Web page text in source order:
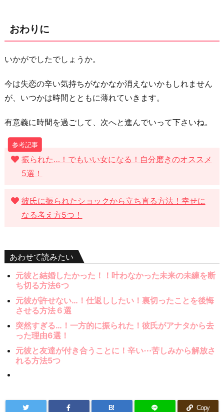
おわりに
いかがでしたでしょうか。
今は失恋の辛い気持ちがなかなか消えないかもしれません
が、いつかは時間とともに薄れていきます。
有意義に時間を過ごして、次へと進んでいって下さいね。
振られた…！でもいい女になる！自分磨きのオススメ
5選！
彼氏に振られたショックから立ち直る方法！幸せに
なる考え方5つ！
あわせて読みたい
元彼と結婚したかった！！叶わなかった未来の未練を断
ち切る方法6つ
元彼が許せない…！仕返ししたい！裏切ったことを後悔
させる方法６選
突然すぎる…！一方的に振られた！彼氏がアナタから去
った理由6選！
元彼と友達が付き合うことに！辛い⋯苦しみから解放さ
れる方法5つ
B! Copy